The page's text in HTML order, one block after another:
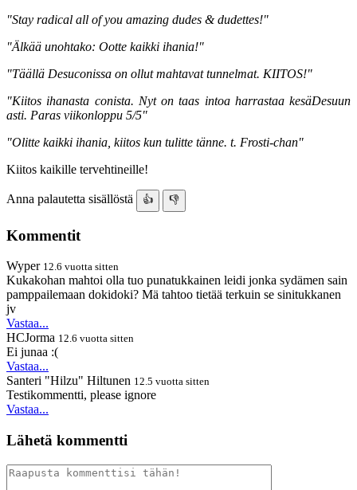
"Stay radical all of you amazing dudes & dudettes!"
"Älkää unohtako: Ootte kaikki ihania!"
"Täällä Desuconissa on ollut mahtavat tunnelmat. KIITOS!"
"Kiitos ihanasta conista. Nyt on taas intoa harrastaa kesäDesuun
asti. Paras viikonloppu 5/5"
"Olitte kaikki ihania, kiitos kun tulitte tänne. t. Frosti-chan"
Kiitos kaikille tervehtineille!
Anna palautetta sisällöstä 👍 👎
Kommentit
Wyper 12.6 vuotta sitten
Kukakohan mahtoi olla tuo punatukkainen leidi jonka sydämen sain
pamppailemaan dokidoki? Mä tahtoo tietää terkuin se sinitukkanen
jv
Vastaa...
HCJorma 12.6 vuotta sitten
Ei junaa :(
Vastaa...
Santeri "Hilzu" Hiltunen 12.5 vuotta sitten
Testikommentti, please ignore
Vastaa...
Lähetä kommentti